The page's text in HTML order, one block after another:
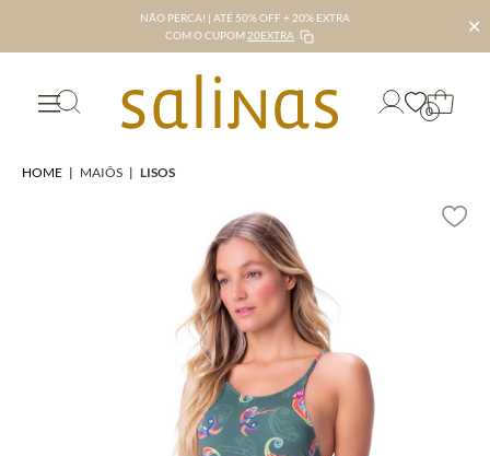
NÃO PERCA! | ATÉ 50% OFF + 20% EXTRA
COM O CUPOM 20EXTRA ✕
0
HOME | MAIÔS | LISOS